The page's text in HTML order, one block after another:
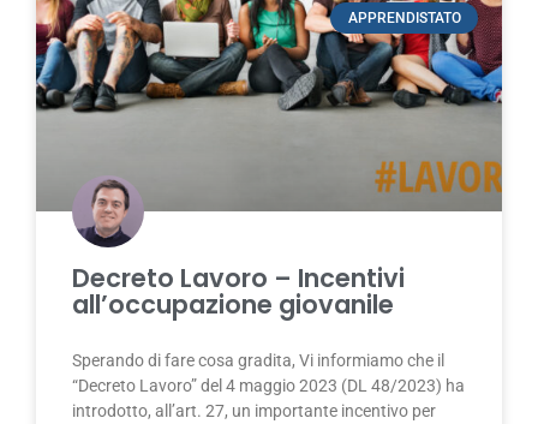
APPRENDISTATO
Decreto Lavoro – Incentivi
all’occupazione giovanile
Sperando di fare cosa gradita, Vi informiamo che il
“Decreto Lavoro” del 4 maggio 2023 (DL 48/2023) ha
introdotto, all’art. 27, un importante incentivo per